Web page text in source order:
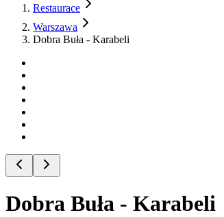
Restaurace
Warszawa
Dobra Buła - Karabeli
Dobra Buła - Karabeli